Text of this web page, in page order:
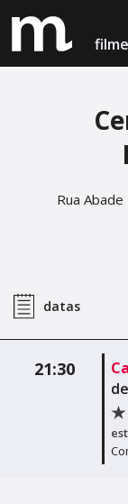
Lisboa
Teatro Campo
Setúbal
Cinema
Figueira da Foz
Centro de
filmes em
cinemas &
Lisboa
Teatro Campo
Setúbal
Cinema
Figueira da Foz
Centro de
notícias
sobre nós &
medeia card
termos de uso
Rua
datas
21:30